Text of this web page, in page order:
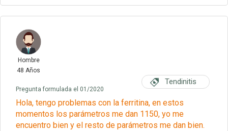
Hombre
48 Años
Pregunta formulada el 01/2020
Tendinitis
Hola, tengo problemas con la ferritina, en estos
momentos los parámetros me dan 1150, yo me
encuentro bien y el resto de parámetros me dan bien.